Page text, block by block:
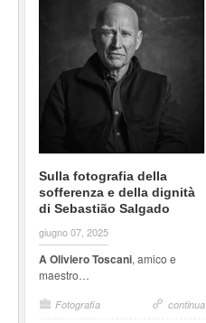
Sulla fotografia della
sofferenza e della dignità
di Sebastião Salgado
giugno 07, 2025
A Oliviero Toscani, amico e
maestro…
Fotografia continua